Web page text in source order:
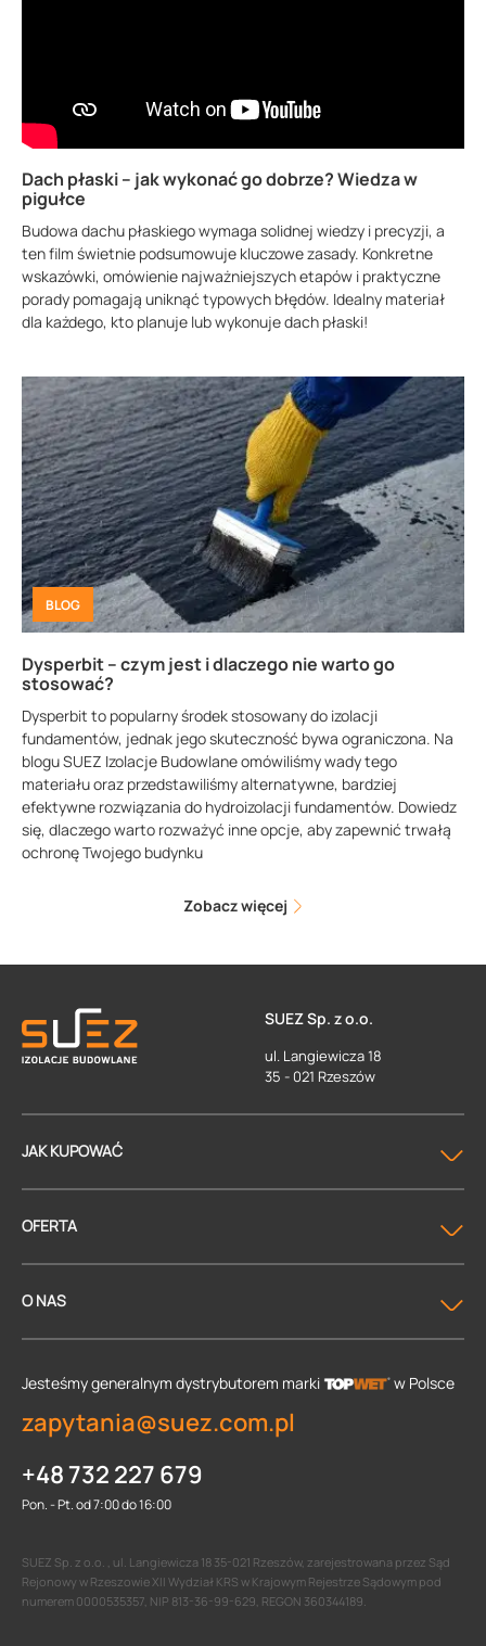
Dach płaski – jak wykonać go dobrze? Wiedza w
pigułce
Budowa dachu płaskiego wymaga solidnej wiedzy i precyzji, a
ten film świetnie podsumowuje kluczowe zasady. Konkretne
wskazówki, omówienie najważniejszych etapów i praktyczne
porady pomagają uniknąć typowych błędów. Idealny materiał
dla każdego, kto planuje lub wykonuje dach płaski!
BLOG
Dysperbit – czym jest i dlaczego nie warto go
stosować?
Dysperbit to popularny środek stosowany do izolacji
fundamentów, jednak jego skuteczność bywa ograniczona. Na
blogu SUEZ Izolacje Budowlane omówiliśmy wady tego
materiału oraz przedstawiliśmy alternatywne, bardziej
efektywne rozwiązania do hydroizolacji fundamentów. Dowiedz
się, dlaczego warto rozważyć inne opcje, aby zapewnić trwałą
ochronę Twojego budynku
Zobacz więcej
SUEZ Sp. z o.o.
ul. Langiewicza 18
35 - 021 Rzeszów
JAK KUPOWAĆ
OFERTA
O NAS
Jesteśmy generalnym dystrybutorem marki w Polsce
zapytania@suez.com.pl
+48 732 227 679
Pon. - Pt. od 7:00 do 16:00
SUEZ Sp. z o.o. , ul. Langiewicza 18 35-021 Rzeszów, zarejestrowana przez Sąd
Rejonowy w Rzeszowie XII Wydział KRS w Krajowym Rejestrze Sądowym pod
numerem 0000535357, NIP 813-36-99-629, REGON 360344189.